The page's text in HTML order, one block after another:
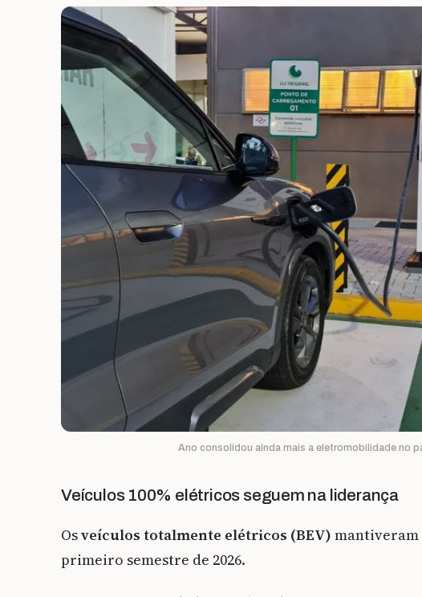
Ano consolidou ainda mais a eletromobilidade no
Veículos 100% elétricos seguem na liderança
Osveículos totalmente elétricos (BEV) mantiveram
primeiro semestre de 2026.